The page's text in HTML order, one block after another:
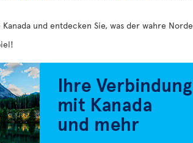
und entdecken Sie, was der wahre